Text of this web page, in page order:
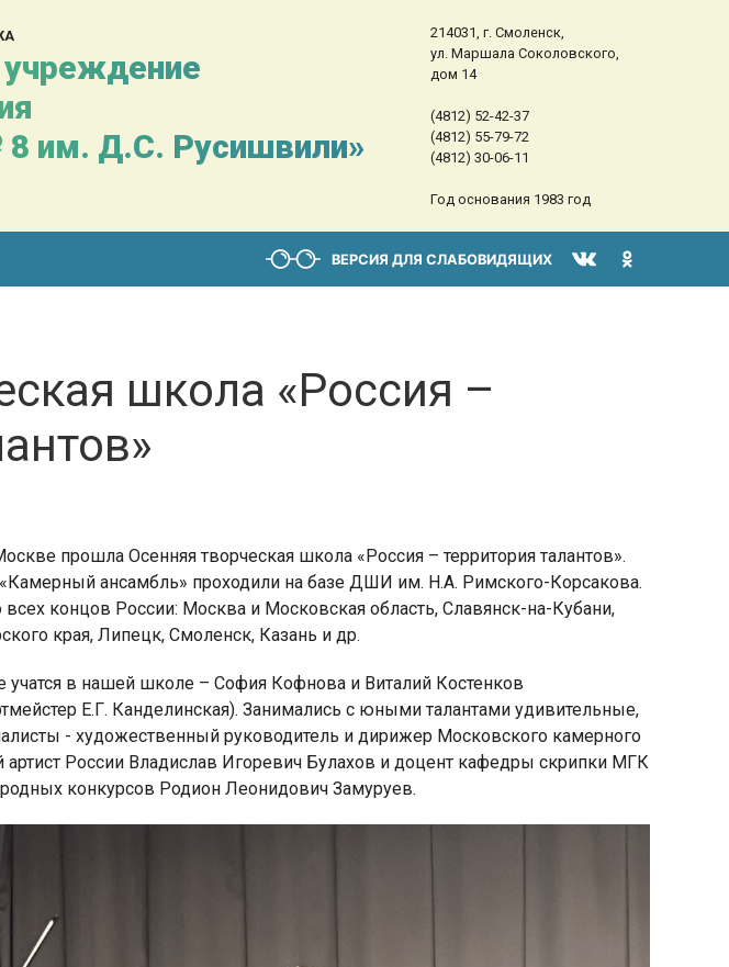
8 им. Д.С. Русишвили»
214031, г. Смоленск,
ул. Маршала Соколовского,
дом 14
(4812) 52-42-37
(4812) 55-79-72
(4812) 30-06-11
Год основания 1983 год
ВЕРСИЯ ДЛЯ СЛАБОВИДЯЩИХ
1-5 июня, Летняя
творческая мастерская
школа «Россия –
прошла Осенняя творческая школа «Россия – территория талантов».
«Камерный ансамбль» проходили на базе ДШИ им. Н.А. Римского-Корсакова.
концов России: Москва и Московская область, Славянск-на-Кубани,
края, Липецк, Смоленск, Казань и др.
учатся в нашей школе – София Кофнова и Виталий Костенков
Е.Г. Канделинская). Занимались с юными талантами удивительные,
- художественный руководитель и дирижер Московского камерного
артист России Владислав Игоревич Булахов и доцент кафедры скрипки МГК
конкурсов Родион Леонидович Замуруев.